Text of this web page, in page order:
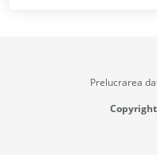
Prelucrarea